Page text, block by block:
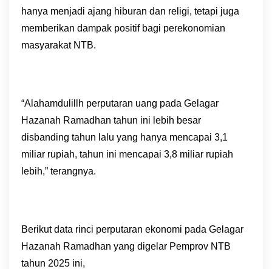
hanya menjadi ajang hiburan dan religi, tetapi juga
memberikan dampak positif bagi perekonomian
masyarakat NTB.
“Alahamdulillh perputaran uang pada Gelagar
Hazanah Ramadhan tahun ini lebih besar
disbanding tahun lalu yang hanya mencapai 3,1
miliar rupiah, tahun ini mencapai 3,8 miliar rupiah
lebih,” terangnya.
Berikut data rinci perputaran ekonomi pada Gelagar
Hazanah Ramadhan yang digelar Pemprov NTB
tahun 2025 ini,